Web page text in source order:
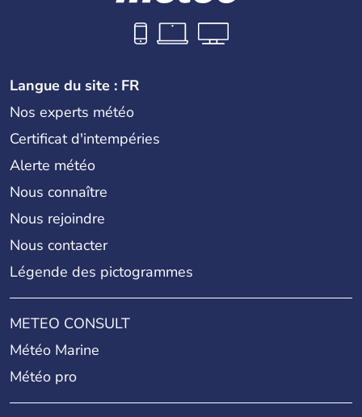
Langue du site : FR
Nos experts météo
Certificat d'intempéries
Alerte météo
Nous connaître
Nous rejoindre
Nous contacter
Légende des pictogrammes
METEO CONSULT
Météo Marine
Météo pro